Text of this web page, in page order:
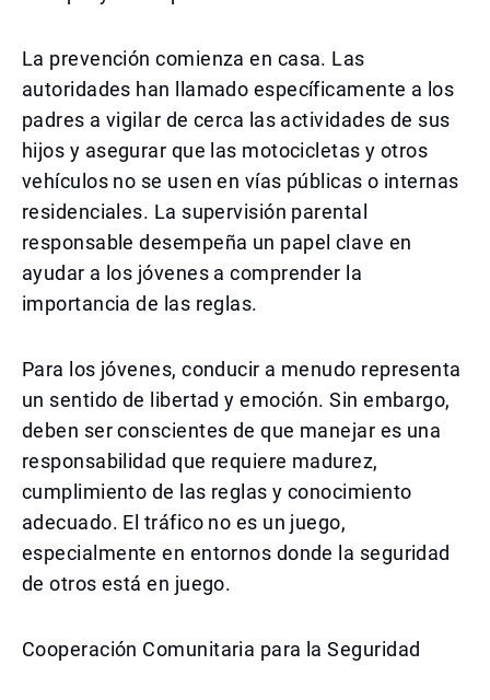
La prevención comienza en casa. Las
autoridades han llamado específicamente a los
padres a vigilar de cerca las actividades de sus
hijos y asegurar que las motocicletas y otros
vehículos no se usen en vías públicas o internas
residenciales. La supervisión parental
responsable desempeña un papel clave en
ayudar a los jóvenes a comprender la
importancia de las reglas.
Para los jóvenes, conducir a menudo representa
un sentido de libertad y emoción. Sin embargo,
deben ser conscientes de que manejar es una
responsabilidad que requiere madurez,
cumplimiento de las reglas y conocimiento
adecuado. El tráfico no es un juego,
especialmente en entornos donde la seguridad
de otros está en juego.
Cooperación Comunitaria para la Seguridad